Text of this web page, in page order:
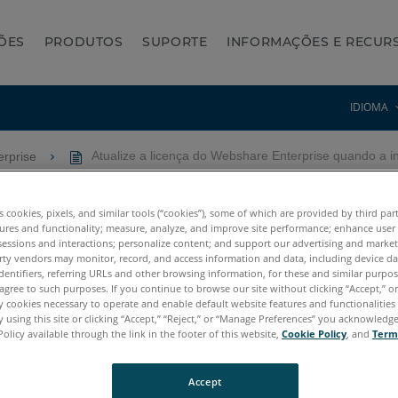
PRODUTOS SUPORTE INFORMAÇÕES E
IDIOMA
Atualize a licença do Webshare Enterprise quando a
Enterprise quando a
cookies, pixels, and similar tools (“cookies”), some of which are provided by third
and functionality; measure, analyze, and improve site performance; enhance user
and interactions; personalize content; and support our advertising and
vendors may monitor, record, and access information and data, including device
referring URLs and other browsing information, for these and similar
to such purposes. If you continue to browse our site without clicking “Accept,”
cookies necessary to operate and enable default website features and
using this site or clicking “Accept,” “Reject,” or “Manage Preferences” you
available through the link in the footer of this website, Cookie Policy, and
Accept